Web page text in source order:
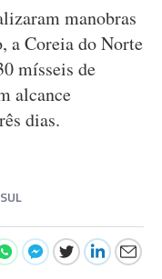
manobras
a Coreia do Norte
mísseis de
alcance
dias.